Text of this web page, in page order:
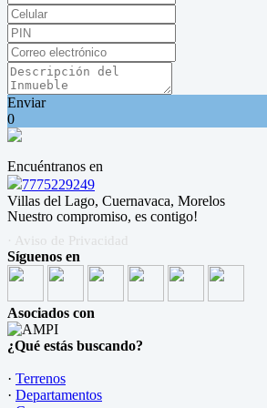
Enviar
0
Encuéntranos en
7775229249
Villas del Lago, Cuernavaca, Morelos
Nuestro compromiso, es contigo!
· Aviso de Privacidad
Síguenos en
Asociados con
¿Qué estás buscando?
· Terrenos
· Departamentos